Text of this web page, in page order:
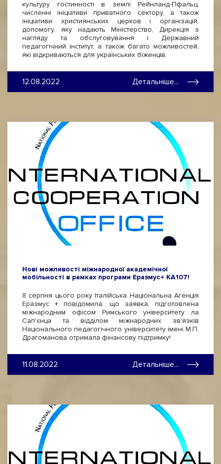
культуру гостинності в землі Рейнланд-Пфальц,
численні ініціативи приватного сектору, а також
ініціативи християнських церков і організацій,
допомогу, яку надають Міністерство, Дирекція з
нагляду та обслуговування і Державний
педагогічний інститут, а також багато можливостей,
які відкриваються для українських біженців.
12.08.2022 Детальніше...
Нові можливості міжнародної академічної
мобільності в рамках програми Еразмус+ КА107!
8 серпня цього року Італійська Національна Агенція
Еразмус + повідомила, що заявка, підготовлена
міжнародним офісом Римського університету ла
Сап'єнца та відділом міжнародних зв'язків
Національного педагогічного університету імені М.П.
Драгоманова отримала фінансову підтримку!
11.08.2022 Детальніше...